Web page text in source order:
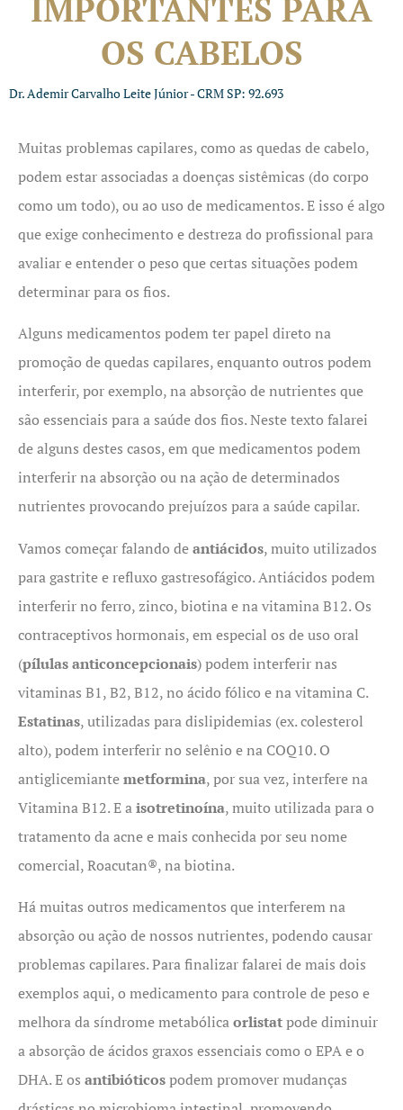
IMPORTANTES PARA
OS CABELOS
Dr. Ademir Carvalho Leite Júnior - CRM SP: 92.693
Muitas problemas capilares, como as quedas de cabelo,
podem estar associadas a doenças sistêmicas (do corpo
como um todo), ou ao uso de medicamentos. E isso é algo
que exige conhecimento e destreza do profissional para
avaliar e entender o peso que certas situações podem
determinar para os fios.
Alguns medicamentos podem ter papel direto na
promoção de quedas capilares, enquanto outros podem
interferir, por exemplo, na absorção de nutrientes que
são essenciais para a saúde dos fios. Neste texto falarei
de alguns destes casos, em que medicamentos podem
interferir na absorção ou na ação de determinados
nutrientes provocando prejuízos para a saúde capilar.
Vamos começar falando deantiácidos, muito utilizados
para gastrite e refluxo gastresofágico. Antiácidos podem
interferir no ferro, zinco, biotina e na vitamina B12. Os
contraceptivos hormonais, em especial os de uso oral
(pílulas anticoncepcionais) podem interferir nas
vitaminas B1, B2, B12, no ácido fólico e na vitamina C.
Estatinas, utilizadas para dislipidemias (ex. colesterol
alto), podem interferir no selênio e na COQ10. O
antiglicemiantemetformina, por sua vez, interfere na
Vitamina B12. E aisotretinoína, muito utilizada para o
tratamento da acne e mais conhecida por seu nome
comercial, Roacutan®, na biotina.
Há muitas outros medicamentos que interferem na
absorção ou ação de nossos nutrientes, podendo causar
problemas capilares. Para finalizar falarei de mais dois
exemplos aqui, o medicamento para controle de peso e
melhora da síndrome metabólicaorlistatpode diminuir
a absorção de ácidos graxos essenciais como o EPA e o
DHA. E os antibióticospodem promover mudanças